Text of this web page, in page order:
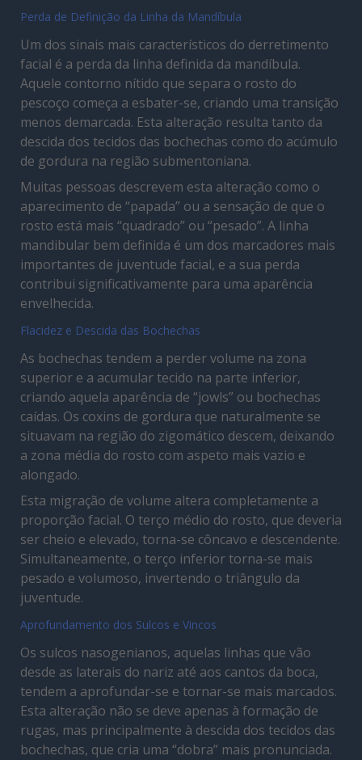
Perda de Definição da Linha da Mandíbula
Um dos sinais mais característicos do derretimento
facial é a perda da linha definida da mandíbula.
Aquele contorno nítido que separa o rosto do
pescoço começa a esbater-se, criando uma transição
menos demarcada. Esta alteração resulta tanto da
descida dos tecidos das bochechas como do acúmulo
de gordura na região submentoniana.
Muitas pessoas descrevem esta alteração como o
aparecimento de “papada” ou a sensação de que o
rosto está mais “quadrado” ou “pesado”. A linha
mandibular bem definida é um dos marcadores mais
importantes de juventude facial, e a sua perda
contribui significativamente para uma aparência
envelhecida.
Flacidez e Descida das Bochechas
As bochechas tendem a perder volume na zona
superior e a acumular tecido na parte inferior,
criando aquela aparência de “jowls” ou bochechas
caídas. Os coxins de gordura que naturalmente se
situavam na região do zigomático descem, deixando
a zona média do rosto com aspeto mais vazio e
alongado.
Esta migração de volume altera completamente a
proporção facial. O terço médio do rosto, que deveria
ser cheio e elevado, torna-se côncavo e descendente.
Simultaneamente, o terço inferior torna-se mais
pesado e volumoso, invertendo o triângulo da
juventude.
Aprofundamento dos Sulcos e Vincos
Os sulcos nasogenianos, aquelas linhas que vão
desde as laterais do nariz até aos cantos da boca,
tendem a aprofundar-se e tornar-se mais marcados.
Esta alteração não se deve apenas à formação de
rugas, mas principalmente à descida dos tecidos das
bochechas, que cria uma “dobra” mais pronunciada.